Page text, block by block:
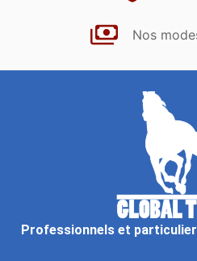
Nos
Professionnels et